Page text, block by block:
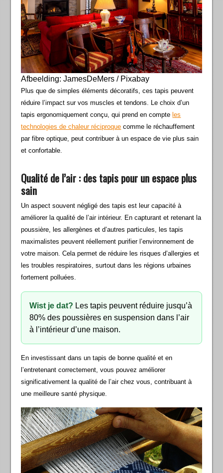
Afbeelding: JamesDeMers / Pixabay
Plus que de simples éléments décoratifs, ces tapis peuvent
réduire l’impact sur vos muscles et tendons. Le choix d’un
tapis ergonomiquement conçu, qui prend en compte les
technologies de chaleur réciproque comme le réchauffement
par fibre optique, peut contribuer à un espace de vie plus sain
et confortable.
Qualité de l’air : des tapis pour un espace plus
sain
Un aspect souvent négligé des tapis est leur capacité à
améliorer la qualité de l’air intérieur. En capturant et retenant la
poussière, les allergènes et d’autres particules, les tapis
maximalistes peuvent réellement purifier l’environnement de
votre maison. Cela permet de réduire les risques d’allergies et
les troubles respiratoires, surtout dans les régions urbaines
fortement polluées.
Wist je dat? Les tapis peuvent réduire jusqu’à
80% des poussières en suspension dans l’air
à l’intérieur d’une maison.
En investissant dans un tapis de bonne qualité et en
l’entretenant correctement, vous pouvez améliorer
significativement la qualité de l’air chez vous, contribuant à
une meilleure santé physique.